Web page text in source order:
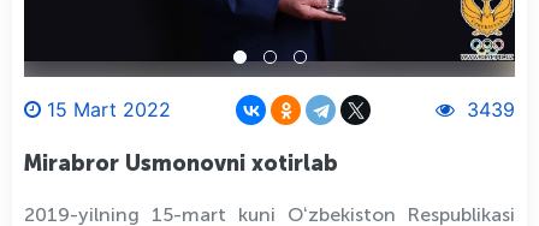
15 Mart 2022 3439
Mirabror Usmonovni xotirlab
2019-yilning 15-mart kuni Oʻzbekiston Respublikasi